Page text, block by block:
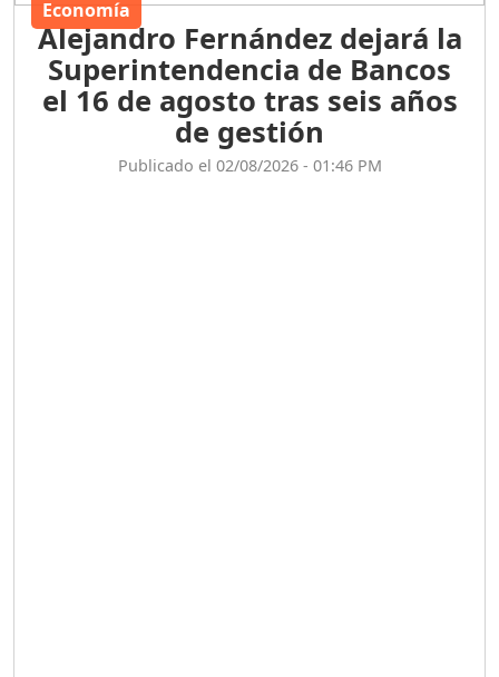
Economía
Alejandro Fernández dejará la
Superintendencia de Bancos
el 16 de agosto tras seis años
de gestión
Publicado el 02/08/2026 - 01:46 PM